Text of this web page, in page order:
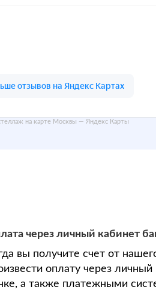
на карте Москвы — Яндекс Карты
через личный кабинет
вы получите счет от
оплату через
а также платежными